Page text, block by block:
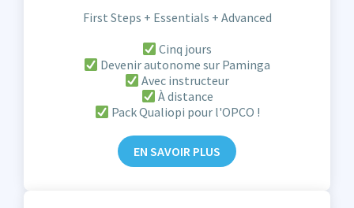
First Steps + Essentials + Advanced
Cinq jours
Devenir autonome sur Paminga
Avec instructeur
À distance
Pack Qualiopi pour l'OPCO !
EN SAVOIR PLUS